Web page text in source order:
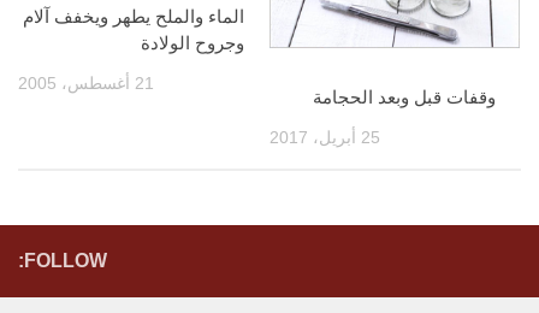
الماء والملح يطهر ويخفف آلام
وجروح الولادة
21 أغسطس، 2005
وقفات قبل وبعد الحجامة
25 أبريل، 2017
FOLLOW: